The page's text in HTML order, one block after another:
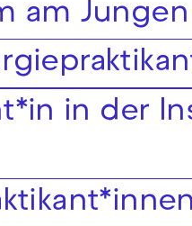
am
in der